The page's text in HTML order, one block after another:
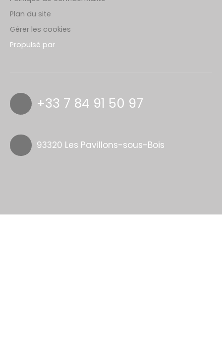
Plan du site
Gérer les cookies
Propulsé par
+33 7 84 91 50 97
93320 Les Pavillons-sous-Bois